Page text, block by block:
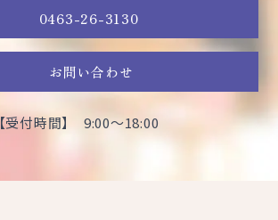
0463-26-3130
お問い合わせ
【受付時間】 9:00～18:00